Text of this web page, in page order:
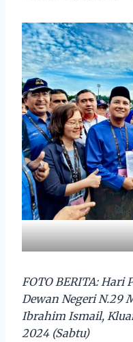
FOTO BERITA: Hari
Dewan Negeri N.29
Ibrahim Ismail,
2024 (Sabtu)